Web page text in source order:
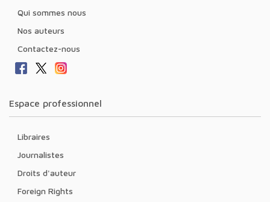
Qui sommes nous
Nos auteurs
Contactez-nous
Espace professionnel
Libraires
Journalistes
Droits d'auteur
Foreign Rights